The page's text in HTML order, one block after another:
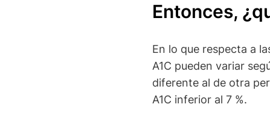
Entonces,
En lo que respecta a
A1C pueden variar
diferente al de otra
A1C inferior al 7 %.